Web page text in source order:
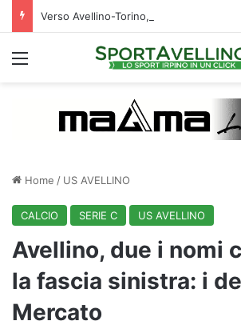
Verso Avellino-Torino, il focus sulla
Menu
Home / US AVELLINO
CALCIO SERIE C US AVELLINO
Avellino, due i nomi
la fascia sinistra: i
Mercato